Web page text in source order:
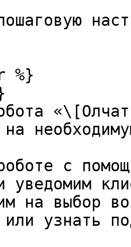
%}
на
с
уведомим
на выбор
или узнать